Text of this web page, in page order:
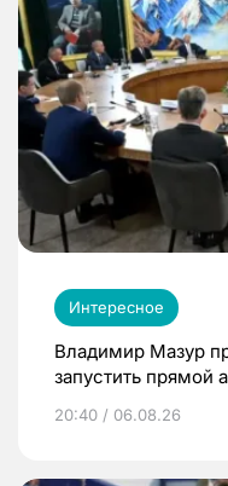
Интересное
Владимир Мазур
запустить прямой
20:40 / 06.08.26